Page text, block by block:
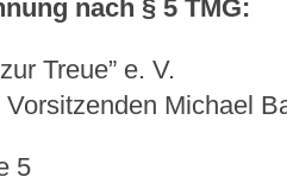
nach § 5 TMG:
Treue” e. V.
Michael
5